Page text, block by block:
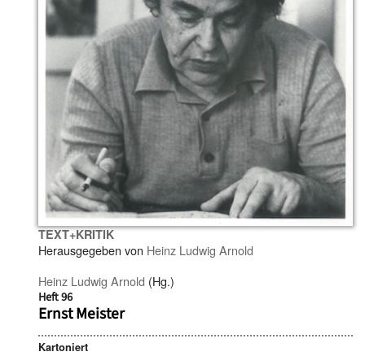
TEXT+KRITIK
Herausgegeben von Heinz Ludwig Arnold
Heinz Ludwig Arnold (Hg.)
Heft 96
Ernst Meister
Kartoniert